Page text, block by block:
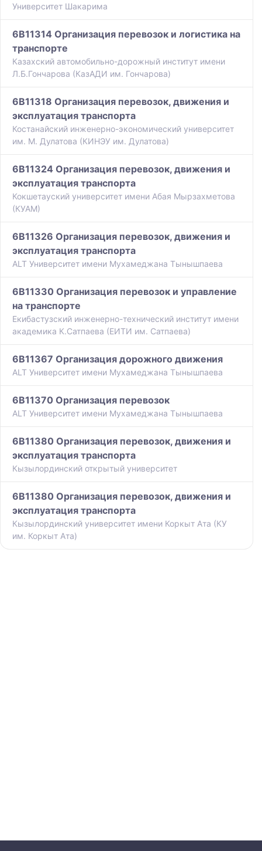
Университет Шакарима
6B11314 Организация перевозок и логистика на
транспорте
Казахский автомобильно-дорожный институт имени
Л.Б.Гончарова (КазАДИ им. Гончарова)
6B11318 Организация перевозок, движения и
эксплуатация транспорта
Костанайский инженерно-экономический университет
им. М. Дулатова (КИНЭУ им. Дулатова)
6B11324 Организация перевозок, движения и
эксплуатация транспорта
Кокшетауский университет имени Абая Мырзахметова
(КУАМ)
6B11326 Организация перевозок, движения и
эксплуатация транспорта
ALT Университет имени Мухамеджана Тынышпаева
6B11330 Организация перевозок и управление
на транспорте
Екибастузский инженерно-технический институт имени
академика К.Сатпаева (ЕИТИ им. Сатпаева)
6B11367 Организация дорожного движения
ALT Университет имени Мухамеджана Тынышпаева
6B11370 Организация перевозок
ALT Университет имени Мухамеджана Тынышпаева
6B11380 Организация перевозок, движения и
эксплуатация транспорта
Кызылординский открытый университет
6B11380 Организация перевозок, движения и
эксплуатация транспорта
Кызылординский университет имени Коркыт Ата (КУ
им. Коркыт Ата)